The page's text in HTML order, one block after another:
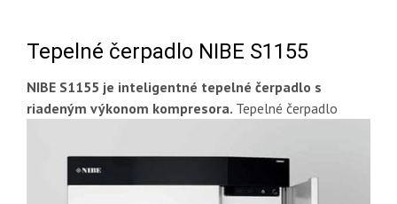
Tepelné čerpadlo NIBE S1155
NIBE S1155 je inteligentné tepelné čerpadlo s
riadeným výkonom kompresora. Tepelné čerpadlo